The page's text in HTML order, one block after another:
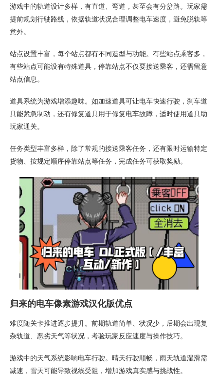
游戏中的轨道设计多样，有直道、弯道，甚至会有分岔路。玩家需
提前规划行驶路线，依据轨道状况合理调整电车速度，避免脱轨等
意外。
站点设置丰富，每个站点都有不同造型与功能。有些站点乘客多，
有些站点可能设有特殊道具，停靠站点不仅要接送乘客，还需留意
站点信息。
道具系统为游戏增添趣味。如加速道具可让电车快速行驶，刹车道
具能紧急制动，还有修复道具用于修复电车故障，适时使用道具助
玩家通关。
任务类型丰富多样，除了常规的接送乘客任务，还有限时运输特定
货物、按规定顺序停靠站点等任务，完成任务可获取奖励。
归来的电车像素游戏汉化版优点
难度随关卡推进逐步提升。前期轨道简单、状况少，后期会出现复
杂轨道、恶劣天气等状况，考验玩家反应速度与操作技巧。
游戏中的天气系统影响电车行驶。晴天行驶顺畅，雨天轨道湿滑需
减速，雪天可能导致视线受阻，增加游戏真实感与挑战性。